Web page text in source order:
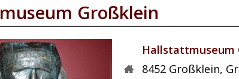
Großklein
Hallstattmuseum
8452 Großklein,